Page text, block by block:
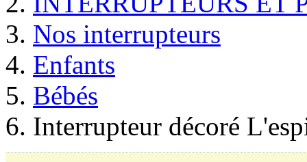
Nos interrupteurs
Enfants
Bébés
Interrupteur décoré